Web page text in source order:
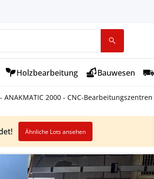
Holzbearbeitung Bauwesen
ANAKMATIC 2000 - CNC-Bearbeitungszentren
Ähnliche Lots ansehen